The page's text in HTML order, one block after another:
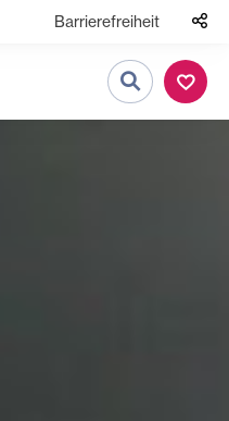
Barrierefreiheit
Suche